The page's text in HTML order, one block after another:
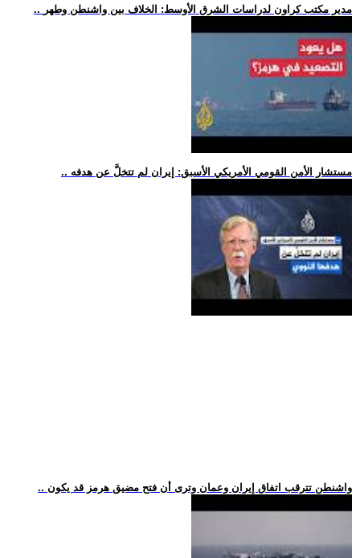
.. مدير مكتب كراون لدراسات الشرق الأوسط: الخلاف بين واشنطن وطهر
.. مستشار الأمن القومي الأمريكي الأسبق: إيران لم تتخلَّ عن هدفه
.. واشنطن تترقب اتفاق إيران وعمان وترى أن فتح مضيق هرمز قد يكون